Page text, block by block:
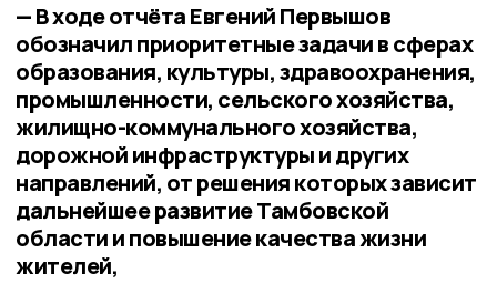
— В ходе отчёта Евгений Первышов
обозначил приоритетные задачи в сферах
образования, культуры, здравоохранения,
промышленности, сельского хозяйства,
жилищно-коммунального хозяйства,
дорожной инфраструктуры и других
направлений, от решения которых зависит
дальнейшее развитие Тамбовской
области и повышение качества жизни
жителей,